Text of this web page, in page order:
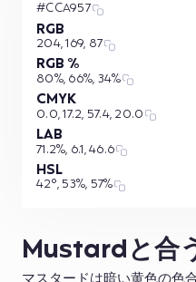
Mustardと合
#CCA957
RGB
204, 169, 87
RGB %
80%, 66%, 34%
CMYK
0.0, 17.2, 57.4, 20.0
LAB
71.2%, 6.1, 46.6
HSL
42°, 53%, 57%